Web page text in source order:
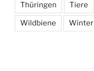
Thüringen Tiere
Wildbiene Winter